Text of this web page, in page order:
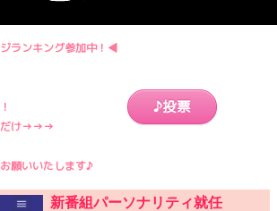
ランキング参加中！◀︎
だけ→→→
願いいたします♪
♪投票
新番組パーソナリティ就任